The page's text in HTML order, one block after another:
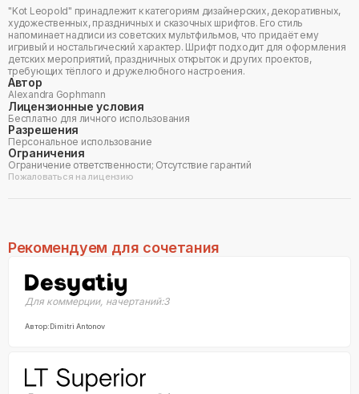
"Kot Leopold" принадлежит к категориям дизайнерских, декоративных,
художественных, праздничных и сказочных шрифтов. Его стиль
напоминает надписи из советских мультфильмов, что придаёт ему
игривый и ностальгический характер. Шрифт подходит для оформления
детских мероприятий, праздничных открыток и других проектов,
требующих тёплого и дружелюбного настроения.
Автор
Alexandra Gophmann
Лицензионные условия
Бесплатно для личного использования
Разрешения
Персональное использование
Ограничения
Ограничение ответственности; Отсутствие гарантий
Пожаловаться на лицензию
Рекомендуем для сочетания
Для коммерции, начертаний:3
Автор:Dimitri Antonov